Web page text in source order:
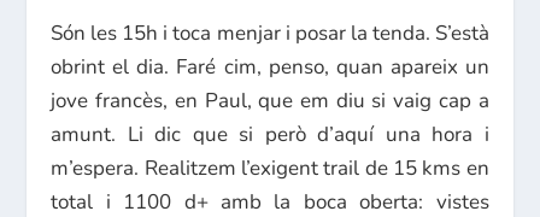
Són les 15h i toca menjar i posar la tenda. S’està
obrint el dia. Faré cim, penso, quan apareix un
jove francès, en Paul, que em diu si vaig cap a
amunt. Li dic que si però d’aquí una hora i
m’espera. Realitzem l’exigent trail de 15 kms en
total i 1100 d+ amb la boca oberta: vistes